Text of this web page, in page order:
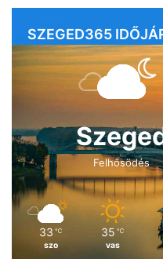
SZEGED365
Felhősödés
33 ℃
szo
35 ℃
vas